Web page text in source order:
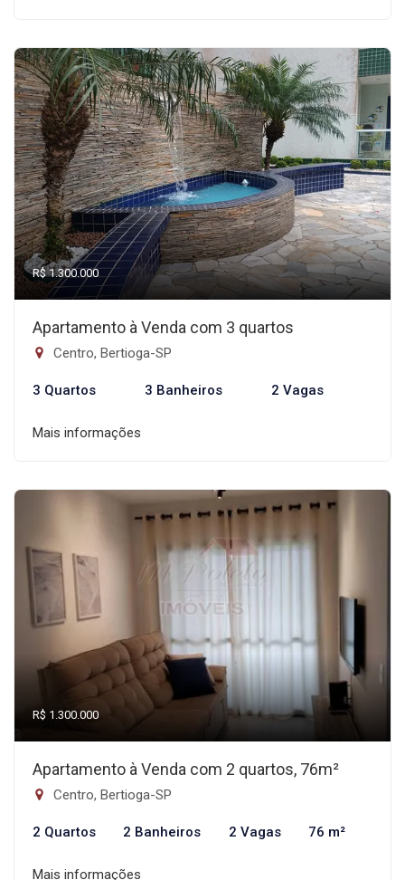
R$ 1.300.000
Apartamento à Venda com 3 quartos
Centro, Bertioga-SP
3 Quartos 3 Banheiros 2 Vagas
Mais informações
R$ 1.300.000
Apartamento à Venda com 2 quartos, 76m²
Centro, Bertioga-SP
2 Quartos 2 Banheiros 2 Vagas 76 m²
Mais informações